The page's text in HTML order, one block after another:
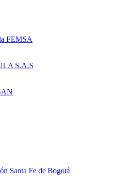
FEMSA
S.A.S
Santa Fe de Bogotá